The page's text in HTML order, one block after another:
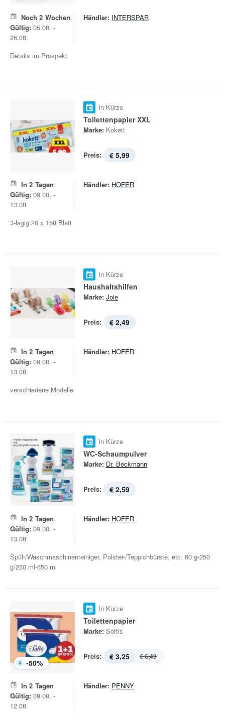
Noch 2 Wochen
Gültig: 05.08. -
26.08.
Händler: INTERSPAR
Details im Prospekt
In Kürze
Toilettenpapier XXL
Marke: Kokett
Preis: € 5,99
In 2 Tagen
Gültig: 09.08. -
13.08.
Händler: HOFER
3-lagig 20 x 150 Blatt
In Kürze
Haushaltshilfen
Marke: Joie
Preis: € 2,49
In 2 Tagen
Gültig: 09.08. -
13.08.
Händler: HOFER
verschiedene Modelle
In Kürze
WC-Schaumpulver
Marke: Dr. Beckmann
Preis: € 2,59
In 2 Tagen
Gültig: 09.08. -
13.08.
Händler: HOFER
Spül-/Waschmaschinenreiniger, Polster-/Teppichbürste, etc. 60 g-250
g/250 ml-650 ml
-50%
In Kürze
Toilettenpapier
Marke: Softis
Preis: € 3,25 € 6,49
In 2 Tagen
Gültig: 09.08. -
12.08.
Händler: PENNY